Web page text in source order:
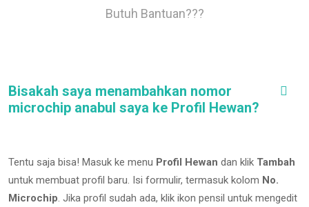
Butuh Bantuan???
Bisakah saya menambahkan nomor
microchip anabul saya ke Profil Hewan?
Tentu saja bisa! Masuk ke menu Profil Hewan dan klik Tambah
untuk membuat profil baru. Isi formulir, termasuk kolom No.
Microchip. Jika profil sudah ada, klik ikon pensil untuk mengedit